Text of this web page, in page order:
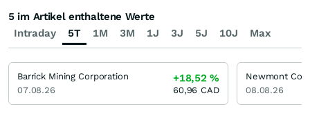
Intraday 5T 1M 3M 1J 3J 5J 10J Max
5 im Artikel enthaltene Werte
Barrick Mining Corporation
07.08.26
+18,52%
60,96 CAD
Newmont
08.08.26